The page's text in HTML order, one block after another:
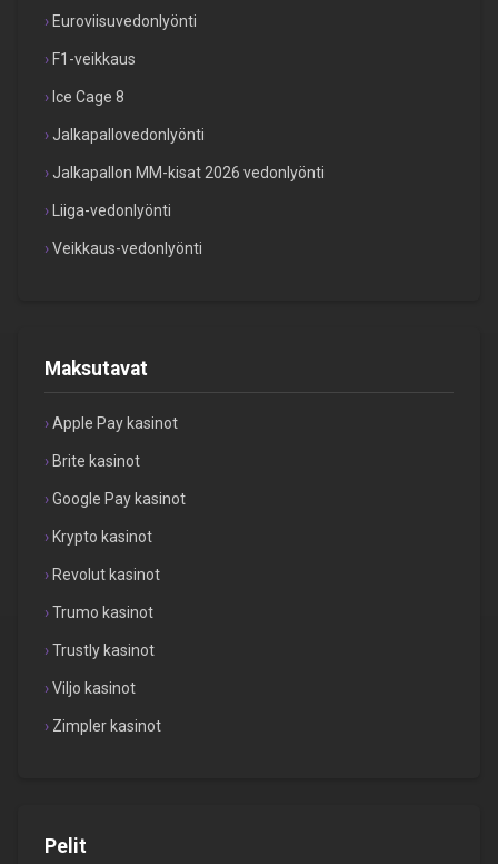
Euroviisuvedonlyönti
F1-veikkaus
Ice Cage 8
Jalkapallovedonlyönti
Jalkapallon MM-kisat 2026 vedonlyönti
Liiga-vedonlyönti
Veikkaus-vedonlyönti
Maksutavat
Apple Pay kasinot
Brite kasinot
Google Pay kasinot
Krypto kasinot
Revolut kasinot
Trumo kasinot
Trustly kasinot
Viljo kasinot
Zimpler kasinot
Pelit